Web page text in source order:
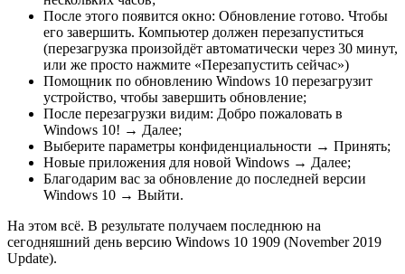
После этого появится окно: Обновление готово. Чтобы
его завершить. Компьютер должен перезапуститься
(перезагрузка произойдёт автоматически через 30 минут,
или же просто нажмите «Перезапустить сейчас»)
Помощник по обновлению Windows 10 перезагрузит
устройство, чтобы завершить обновление;
После перезагрузки видим: Добро пожаловать в
Windows 10! → Далее;
Выберите параметры конфиденциальности → Принять;
Новые приложения для новой Windows → Далее;
Благодарим вас за обновление до последней версии
Windows 10 → Выйти.
На этом всё. В результате получаем последнюю на
сегодняшний день версию Windows 10 1909 (November 2019
Update).